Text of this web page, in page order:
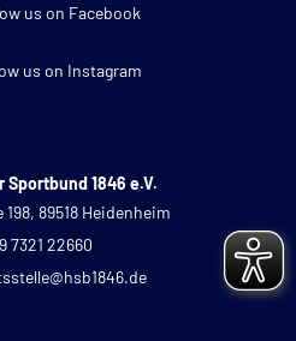
us on Facebook
us on Instagram
1846 e.V.
89518 Heidenheim
7321 22660